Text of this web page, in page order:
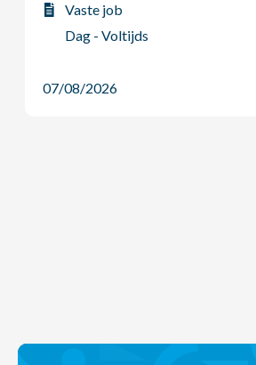
Vaste job
Dag - Voltijds
07/08/2026